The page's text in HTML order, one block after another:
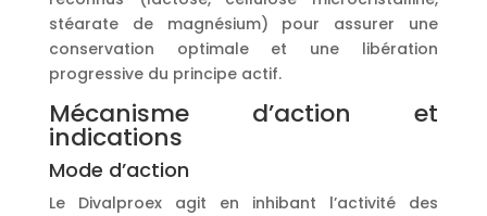
stéarate de magnésium) pour assurer une
conservation optimale et une libération
progressive du principe actif.
Mécanisme d’action et
indications
Mode d’action
Le Divalproex agit en inhibant l’activité des